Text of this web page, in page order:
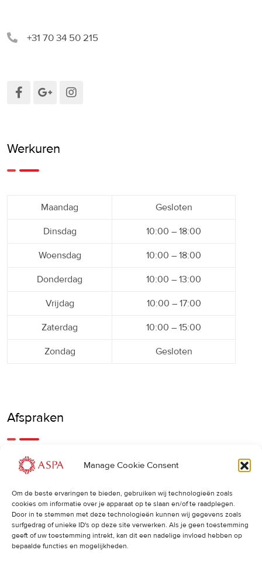
Manage Cookie Consent
Om de beste ervaringen te bieden, gebruiken wij technologieën zoals
cookies om informatie over je apparaat op te slaan en/of te raadplegen.
Door in te stemmen met deze technologieën kunnen wij gegevens zoals
surfgedrag of unieke ID's op deze site verwerken. Als je geen toestemming
geeft of uw toestemming intrekt, kan dit een nadelige invloed hebben op
bepaalde functies en mogelijkheden.
+31 70 34 50 215
Werkuren
Maandag Gesloten
Dinsdag 10:00 – 18:00
Woensdag 10:00 – 18:00
Donderdag 10:00 – 13:00
Vrijdag 10:00 – 17:00
Zaterdag 10:00 – 15:00
Zondag Gesloten
Afspraken
Een eerdere of latere afspraak is ook mogelijk, bel ons
Cancellations:
Indien u een afspraak wilt wijzigen of annuleren, vragen wij
u dit 24 uur van tevoren door te geven. Anders worden de